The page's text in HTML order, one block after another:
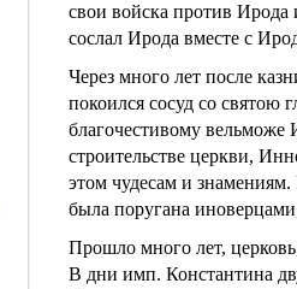
свои войска против
сослал Ирода вместе с
Через много лет после
покоился сосуд со святою
благочестивому вельможе
строительстве церкви,
этом чудесам и
была поругана
Прошло много лет,
В дни имп. Константина